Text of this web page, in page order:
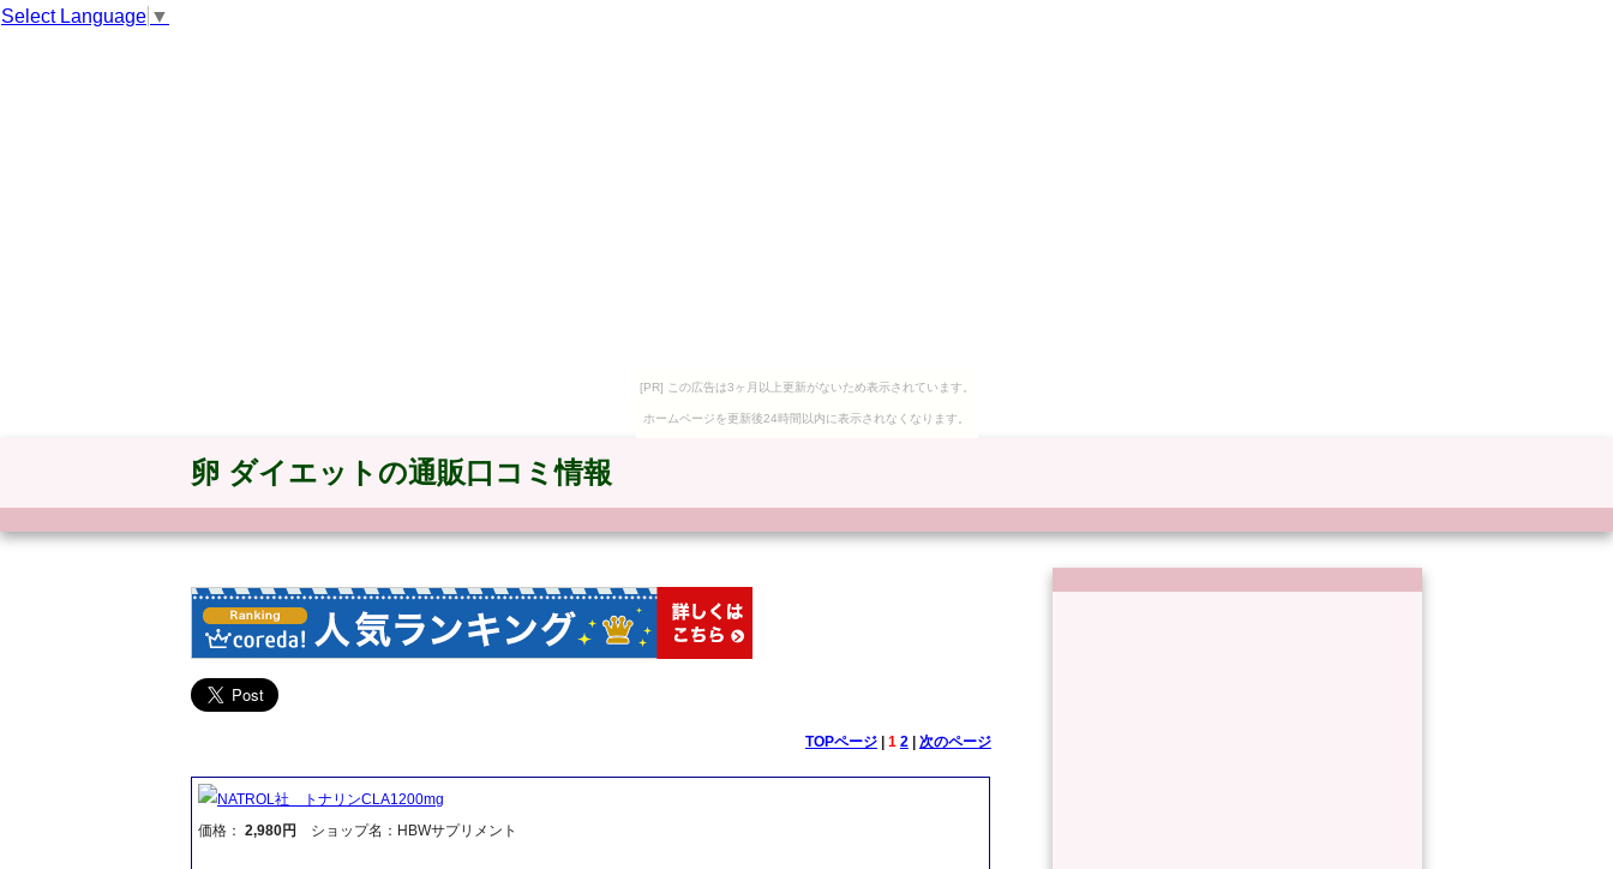
Select Language ▼
[PR] この広告は3ヶ月以上更新がないため表示されています。
ホームページを更新後24時間以内に表示されなくなります。
卵 ダイエットの通販口コミ情報
TOPページ| 1 2| 次のページ
NATROL社 トナリンCLA1200mg
価格： 2,980円 ショップ名：HBWサプリメント